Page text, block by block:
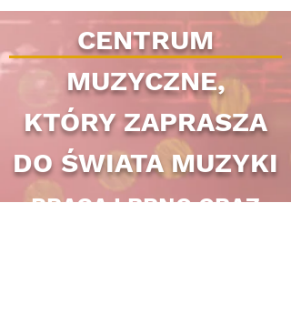
CENTRUM
MUZYCZNE,
KTÓRY ZAPRASZA
DO ŚWIATA MUZYKI
PRAGA I BRNO ORAZ